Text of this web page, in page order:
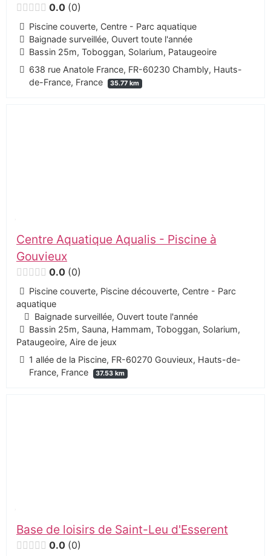
0.0 0
Piscine couverte, Centre - Parc aquatique
Baignade surveillée, Ouvert toute l'année
Bassin 25m, Toboggan, Solarium, Pataugeoire
638 rue Anatole France, FR-60230 Chambly, Hauts-
de-France, France
35.77 km
Centre Aquatique Aqualis - Piscine à
Gouvieux
0.0 0
Piscine couverte, Piscine découverte, Centre - Parc
aquatique
Baignade surveillée, Ouvert toute l'année
Bassin 25m, Sauna, Hammam, Toboggan, Solarium,
Pataugeoire, Aire de jeux
1 allée de la Piscine, FR-60270 Gouvieux, Hauts-de-
France, France
37.53 km
Base de loisirs de Saint-Leu d'Esserent
0.0 0